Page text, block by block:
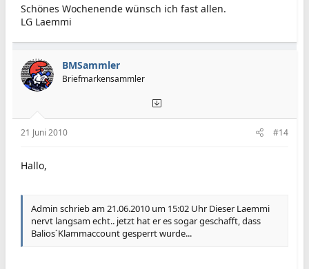
Schönes Wochenende wünsch ich fast allen.
LG Laemmi
BMSammler
Briefmarkensammler
21 Juni 2010 #14
Hallo,
Admin schrieb am 21.06.2010 um 15:02 Uhr Dieser Laemmi
nervt langsam echt.. jetzt hat er es sogar geschafft, dass
Balios´Klammaccount gesperrt wurde...